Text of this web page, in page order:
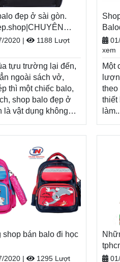
shop
hiệu hà nội, Balo-
Giao hàng toàn
phí đổi trả hàng,
tiền khi nhận
thêm
balo
trả
đẹp ở sài gòn.
XÁCH–VALI ĐẸP
2020 |
1188 Lượt
tựu trường lại đến,
ngoài sách vở,
thì một chiếc balo,
shop balo đẹp ở
là vật dụng không
một năm học mới
sáng. Nhân dịp năm
Balodep.shop tri ân
với những
trình ưu đãi, khuyến
hấp dẫn và đa
phẩm.
shop
hàng toàn quốc,
đổi trả hàng, thanh
khi nhận hàng
xem
Một
theo
thiết
bạn
thì
này nhé.
trả
shop bán balo đi học
2020 |
1295 Lượt